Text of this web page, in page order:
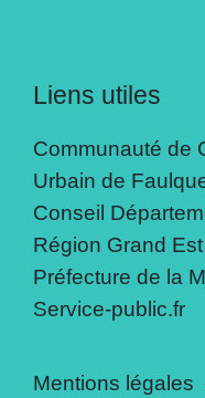
Liens utiles
Communauté de
Urbain de
Conseil
Région Grand Est
Préfecture de la
Service-public.fr
Mentions légales